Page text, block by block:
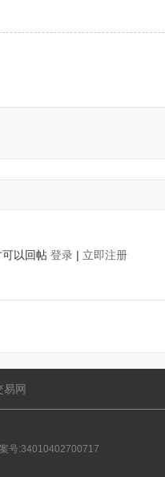
以回帖 登录| 立即注册
易网
号:34010402700717